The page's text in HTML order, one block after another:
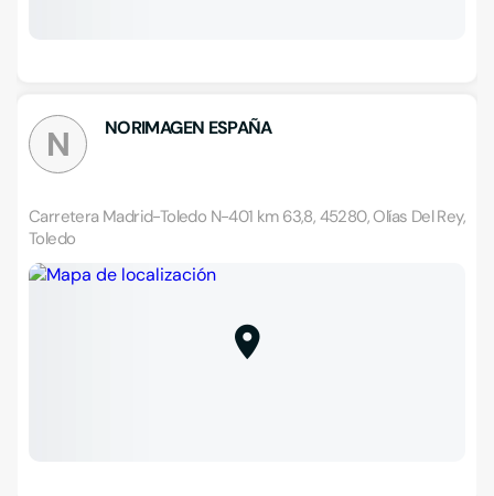
N NORIMAGEN ESPAÑA
Carretera Madrid-Toledo N-401 km 63,8, 45280, Olías Del Rey,
Toledo